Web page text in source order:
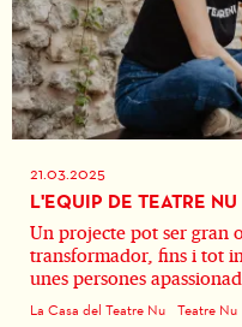
21.03.2025
L'EQUIP DE TEATRE NU
Un projecte pot ser gran
transformador, fins i tot
unes persones
La Casa del Teatre Nu Teatre Nu